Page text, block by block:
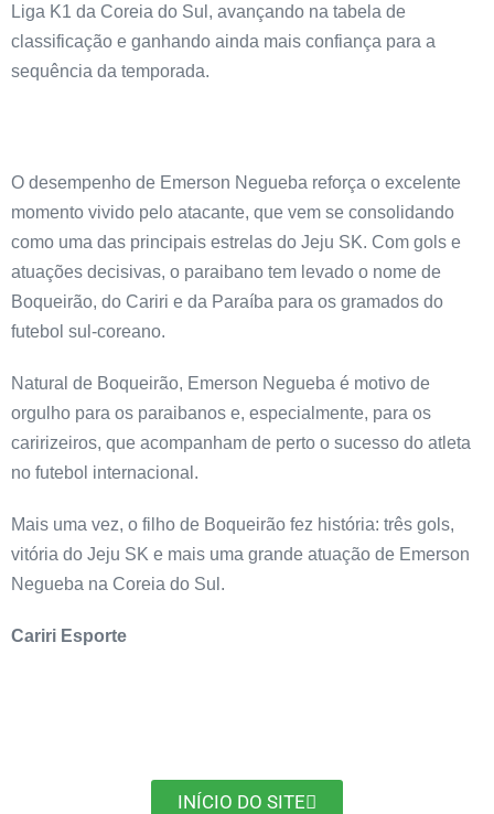
Liga K1 da Coreia do Sul, avançando na tabela de
classificação e ganhando ainda mais confiança para a
sequência da temporada.
O desempenho de Emerson Negueba reforça o excelente
momento vivido pelo atacante, que vem se consolidando
como uma das principais estrelas do Jeju SK. Com gols e
atuações decisivas, o paraibano tem levado o nome de
Boqueirão, do Cariri e da Paraíba para os gramados do
futebol sul-coreano.
Natural de Boqueirão, Emerson Negueba é motivo de
orgulho para os paraibanos e, especialmente, para os
caririzeiros, que acompanham de perto o sucesso do atleta
no futebol internacional.
Mais uma vez, o filho de Boqueirão fez história: três gols,
vitória do Jeju SK e mais uma grande atuação de Emerson
Negueba na Coreia do Sul.
Cariri Esporte
INÍCIO DO SITE